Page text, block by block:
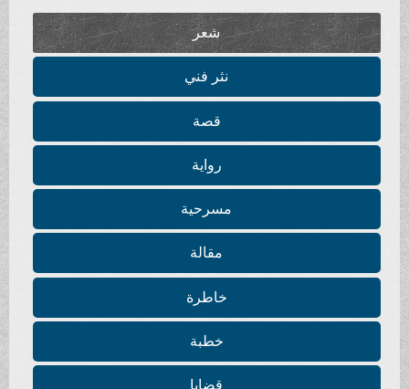
شعر
نثر فني
قصة
رواية
مسرحية
مقالة
خاطرة
خطبة
قضايا